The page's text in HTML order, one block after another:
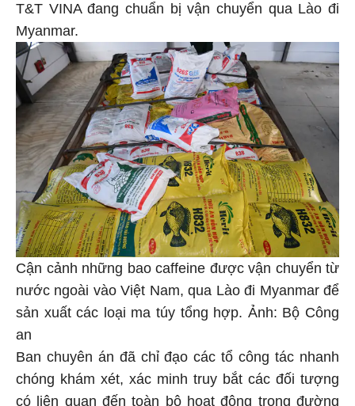
T&T VINA đang chuẩn bị vận chuyển qua Lào đi
Myanmar.
Cận cảnh những bao caffeine được vận chuyển từ
nước ngoài vào Việt Nam, qua Lào đi Myanmar để
sản xuất các loại ma túy tổng hợp. Ảnh: Bộ Công
an
Ban chuyên án đã chỉ đạo các tổ công tác nhanh
chóng khám xét, xác minh truy bắt các đối tượng
có liên quan đến toàn bộ hoạt động trong đường